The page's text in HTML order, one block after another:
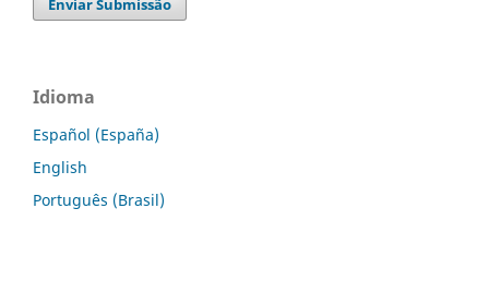
Enviar Submissão
Idioma
Español (España)
English
Português (Brasil)